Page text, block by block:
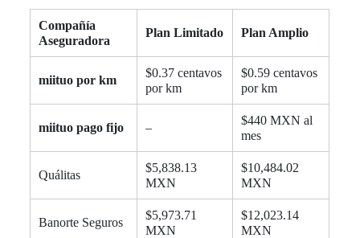
Compañía
Aseguradora
Plan Limitado Plan Amplio
miituo por km
$0.37 centavos
por km
$0.59 centavos
por km
miituo pago fijo –
$440 MXN al
mes
Quálitas
$5,838.13
MXN
$10,484.02
MXN
Banorte Seguros
$5,973.71
MXN
$12,023.14
MXN